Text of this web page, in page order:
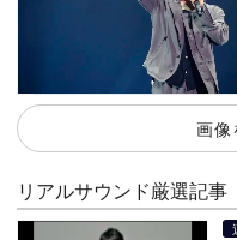
画像
リアルサウンド厳選記事